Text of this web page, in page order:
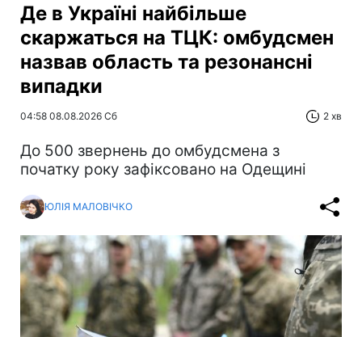
Де в Україні найбільше
скаржаться на ТЦК: омбудсмен
назвав область та резонансні
випадки
04:58 08.08.2026 Сб 2 хв
До 500 звернень до омбудсмена з
початку року зафіксовано на Одещині
ЮЛІЯ МАЛОВІЧКО